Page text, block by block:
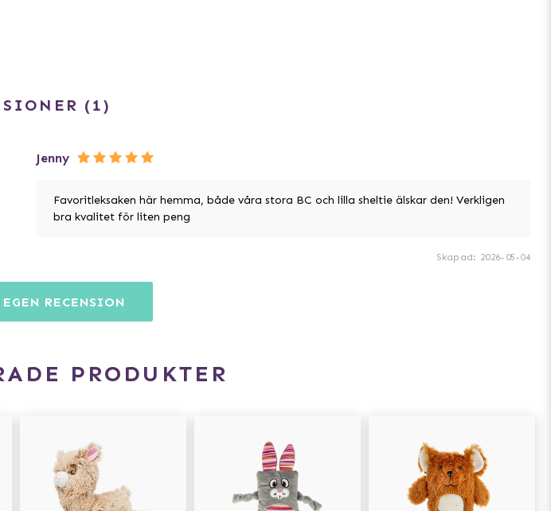
1
Jenny
Favoritleksaken här hemma, både våra stora BC och lilla sheltie älskar den! Verkligen
bra kvalitet för liten peng
Skapad: 2026-05-04
RECENSION
PRODUKTER